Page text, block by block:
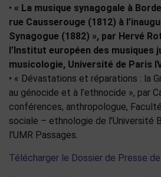
• « La musique synagogale à
rue Causserouge (1812) à
Synagogue (1882) », par Hervé
l’Institut européen des musiques
musicologie, Université de Paris
• « Dévastations et réparations : la
au génocide et à l’ethnocide », par
conférences, anthropologue, Faculté
sociale – ethnologie de l’Université
l’UMR Passages.
Télécharger le Dossier de Presse